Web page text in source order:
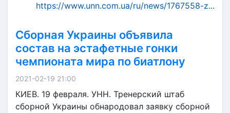
https://www.unn.com.ua/ru/news/1767558-z...
Сборная Украины объявила
состав на эстафетные гонки
чемпионата мира по биатлону
2021-02-19 21:00
КИЕВ. 19 февраля. УНН. Тренерский штаб
сборной Украины обнародовал заявку сборной